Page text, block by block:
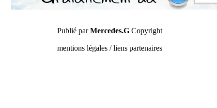
Publié parMercedes.GCopyright
mentions légales / liens partenaires